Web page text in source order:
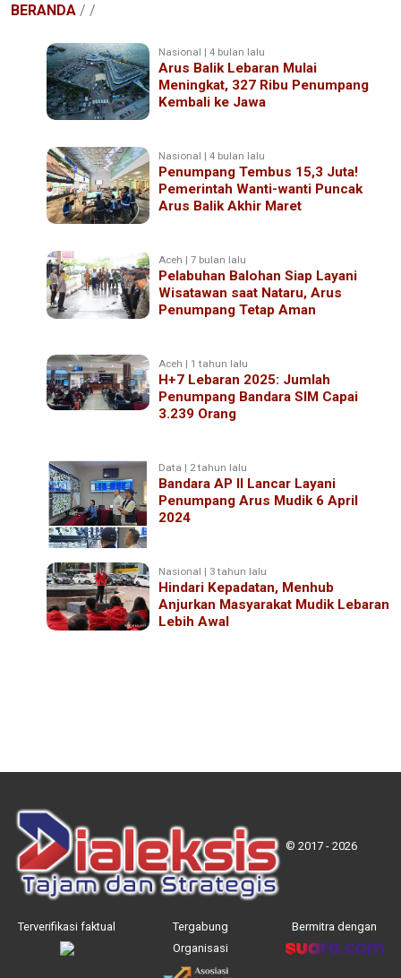
BERANDA / /
Nasional | 4 bulan lalu
Arus Balik Lebaran Mulai
Meningkat, 327 Ribu Penumpang
Kembali ke Jawa
Nasional | 4 bulan lalu
Penumpang Tembus 15,3 Juta!
Pemerintah Wanti-wanti Puncak
Arus Balik Akhir Maret
Aceh | 7 bulan lalu
Pelabuhan Balohan Siap Layani
Wisatawan saat Nataru, Arus
Penumpang Tetap Aman
Aceh | 1 tahun lalu
H+7 Lebaran 2025: Jumlah
Penumpang Bandara SIM Capai
3.239 Orang
Data | 2 tahun lalu
Bandara AP II Lancar Layani
Penumpang Arus Mudik 6 April
2024
Nasional | 3 tahun lalu
Hindari Kepadatan, Menhub
Anjurkan Masyarakat Mudik Lebaran
Lebih Awal
© 2017 - 2026
Terverifikasi faktual
Tergabung
Organisasi
Bermitra dengan